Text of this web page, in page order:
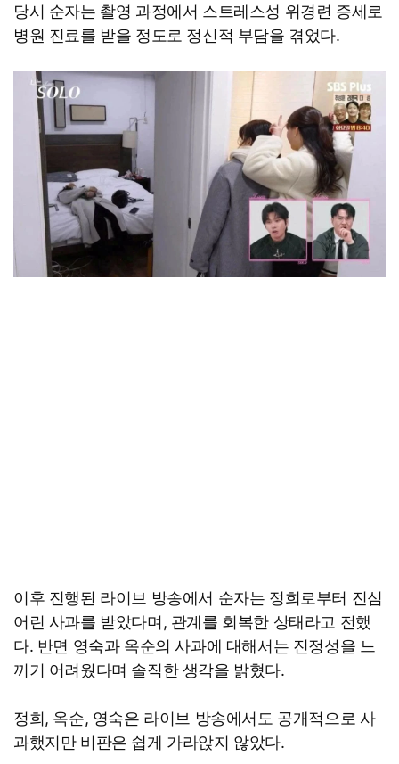
당시 순자는 촬영 과정에서 스트레스성 위경련 증세로
병원 진료를 받을 정도로 정신적 부담을 겪었다.
이후 진행된 라이브 방송에서 순자는 정희로부터 진심
어린 사과를 받았다며, 관계를 회복한 상태라고 전했
다. 반면 영숙과 옥순의 사과에 대해서는 진정성을 느
끼기 어려웠다며 솔직한 생각을 밝혔다.
정희, 옥순, 영숙은 라이브 방송에서도 공개적으로 사
과했지만 비판은 쉽게 가라앉지 않았다.